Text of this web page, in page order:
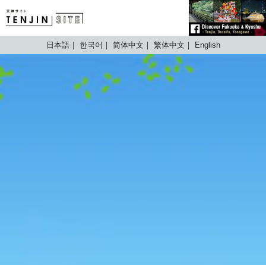
TENJIN SITE
日本語 한국어 简体中文 繁体中文 English